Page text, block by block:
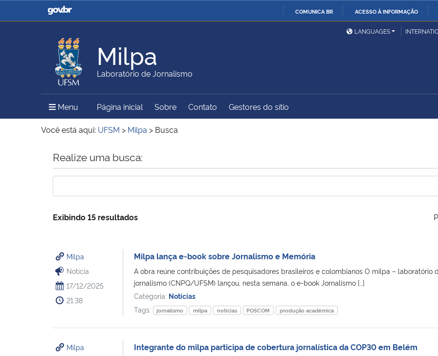
COMUNICA BR ACESSO À INFORMAÇÃO
Casa Civil
Ministério da Justiça e
Ministério da Defesa
Ministério das Relações
Exteriores
Ministério da Agricultura,
Pecuária e Abastecimento
Ministério da Educação
Ministério do Meio Ambiente Ministério do Turismo
Ministério do
LANGUAGES
Milpa
Laboratório de Jornalismo
Menu Menu Principal do Sítio
Página inicial Sobre Contato Gestores do sítio
Você está aqui: UFSM > Milpa > Busca
Início do conteúdo
Realize uma busca:
Exibindo 15 resultados
Milpa
Notícia
17/12/2025
21:38
Milpa lança e-book sobre Jornalismo e Memória
A obra reúne contribuições de pesquisadores brasileiros e colombianos O milpa – laboratório
jornalismo (CNPQ/UFSM) lançou, nesta semana, o e-book Jornalismo […]
Categoria: Notícias
Tags:
jornalismo milpa notícias POSCOM produção acadêmica
Milpa
Integrante do milpa participa de cobertura jornalística da COP30 em Belém